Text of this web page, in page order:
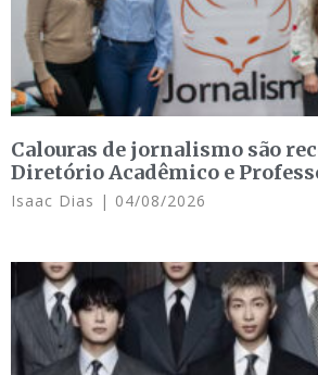
Calouras de jornalismo são
Diretório Acadêmico e
Isaac Dias 04/08/2026